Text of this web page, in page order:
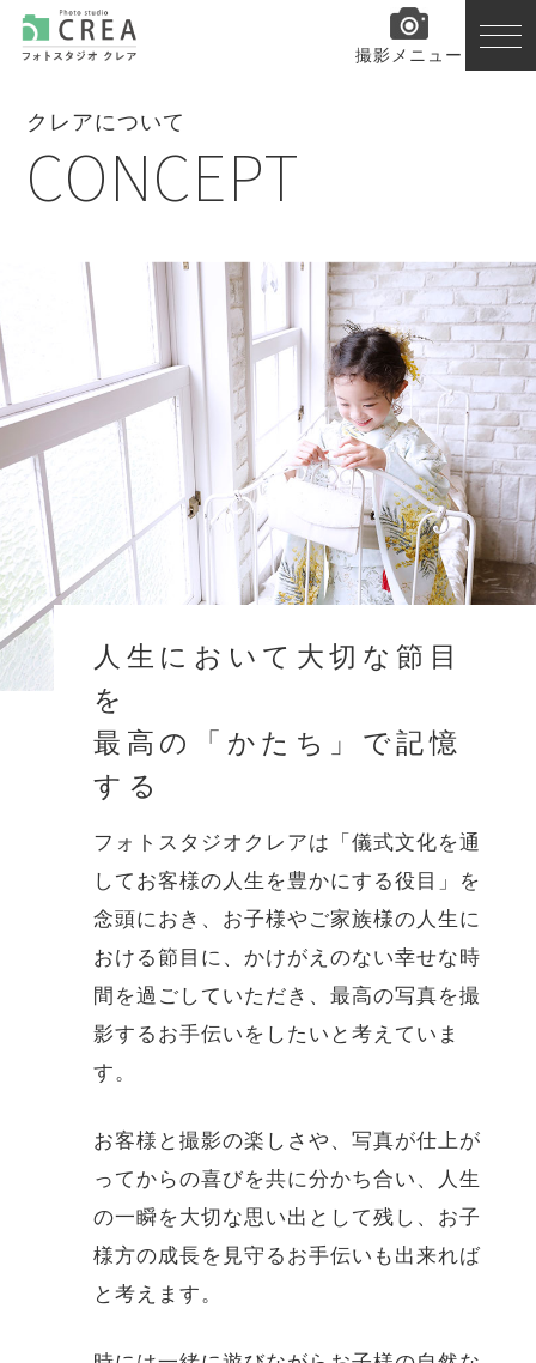
撮影メニュー
クレアについて
CONCEPT
人生において大切な節目
を
最高の「かたち」で記憶
する
フォトスタジオクレアは「儀式文化を通
してお客様の人生を豊かにする役目」を
念頭におき、お子様やご家族様の人生に
おける節目に、かけがえのない幸せな時
間を過ごしていただき、最高の写真を撮
影するお手伝いをしたいと考えていま
す。
お客様と撮影の楽しさや、写真が仕上が
ってからの喜びを共に分かち合い、人生
の一瞬を大切な思い出として残し、お子
様方の成長を見守るお手伝いも出来れば
と考えます。